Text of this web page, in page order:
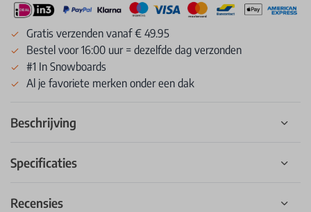
Gratis verzenden vanaf € 49.95
Bestel voor 16:00 uur = dezelfde dag verzonden
#1 In Snowboards
Al je favoriete merken onder een dak
Beschrijving
Specificaties
Recensies